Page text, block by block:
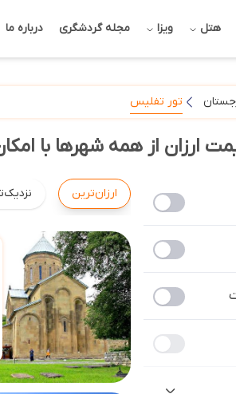
هتل ویزا مجله گردشگری درباره ما
تور تفلیس
ارزان از همه شهرها با
ارزان‌ترین